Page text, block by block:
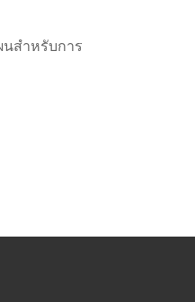
นสำหรับการ